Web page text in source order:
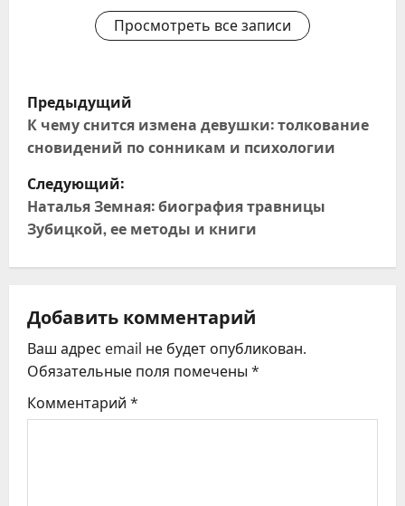
Просмотреть все записи
Н
а
в
и
г
ц
и
я
Предыдущий
К чему снится измена девушки: толкование
сновидений по сонникам и психологии
Следующий:
Наталья Земная: биография травницы
Зубицкой, ее методы и книги
Добавить комментарий
Ваш адрес email не будет опубликован.
Обязательные поля помечены *
Комментарий *